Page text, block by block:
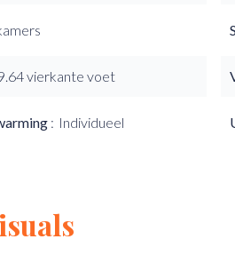
vierkante voet
Individueel